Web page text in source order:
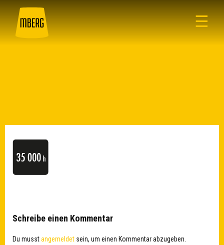
☰
Schreibe einen Kommentar
Du musstangemeldet sein, um einen Kommentar abzugeben.